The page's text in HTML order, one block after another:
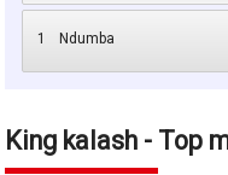
1 Ndumba
King kalash - Top